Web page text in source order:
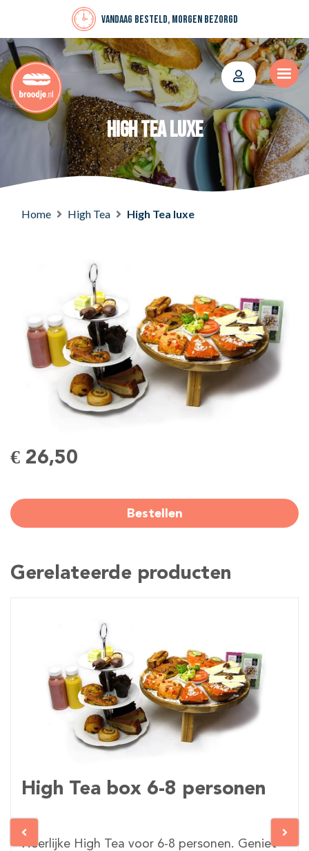
Vandaag besteld, morgen bezorgd
High Tea luxe
Home High Tea High Tea luxe
€ 26,50
Bestellen
Gerelateerde producten
High Tea box 6-8 personen
Heerlijke High Tea voor 6-8 personen. Geniet